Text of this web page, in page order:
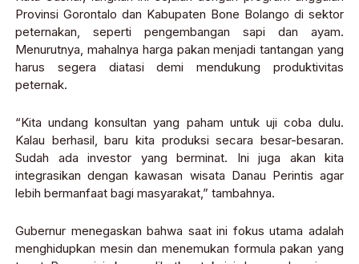
Provinsi Gorontalo dan Kabupaten Bone Bolango di sektor
peternakan, seperti pengembangan sapi dan ayam.
Menurutnya, mahalnya harga pakan menjadi tantangan yang
harus segera diatasi demi mendukung produktivitas
peternak.
“Kita undang konsultan yang paham untuk uji coba dulu.
Kalau berhasil, baru kita produksi secara besar-besaran.
Sudah ada investor yang berminat. Ini juga akan kita
integrasikan dengan kawasan wisata Danau Perintis agar
lebih bermanfaat bagi masyarakat,” tambahnya.
Gubernur menegaskan bahwa saat ini fokus utama adalah
menghidupkan mesin dan menemukan formula pakan yang